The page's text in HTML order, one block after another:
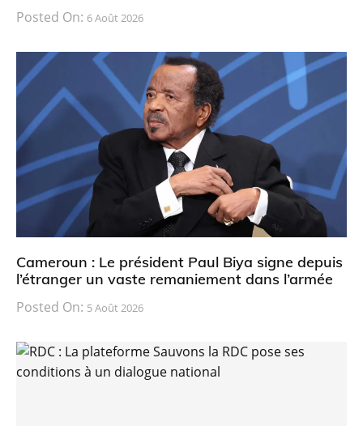
Posted On: 6 Août 2026
Cameroun : Le président Paul Biya signe depuis
l’étranger un vaste remaniement dans l’armée
Posted On: 5 Août 2026